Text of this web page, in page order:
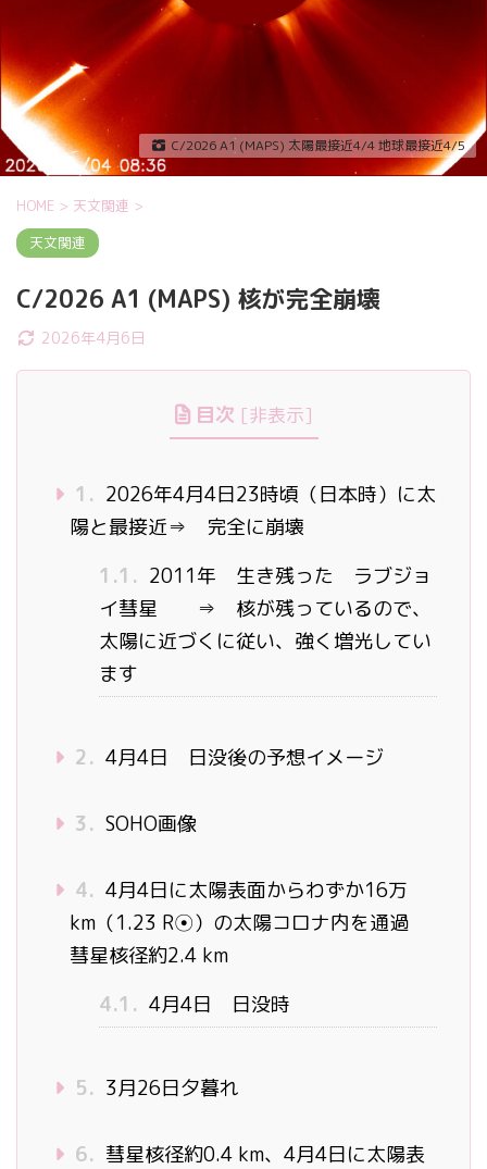
C/2026 A1 (MAPS) 太陽最接近4/4 地球最接近4/5
HOME > 天文関連 >
天文関連
C/2026 A1 (MAPS) 核が完全崩壊
2026年4月6日
目次 [非表示]
1. 2026年4月4日23時頃（日本時）に太
陽と最接近⇒ 完全に崩壊
1.1. 2011年 生き残った ラブジョ
イ彗星 ⇒ 核が残っているので、
太陽に近づくに従い、強く増光してい
ます
2. 4月4日 日没後の予想イメージ
3. SOHO画像
4. 4月4日に太陽表面からわずか16万
km（1.23 R☉）の太陽コロナ内を通過
彗星核径約2.4 km
4.1. 4月4日 日没時
5. 3月26日夕暮れ
6. 彗星核径約0.4 km、4月4日に太陽表